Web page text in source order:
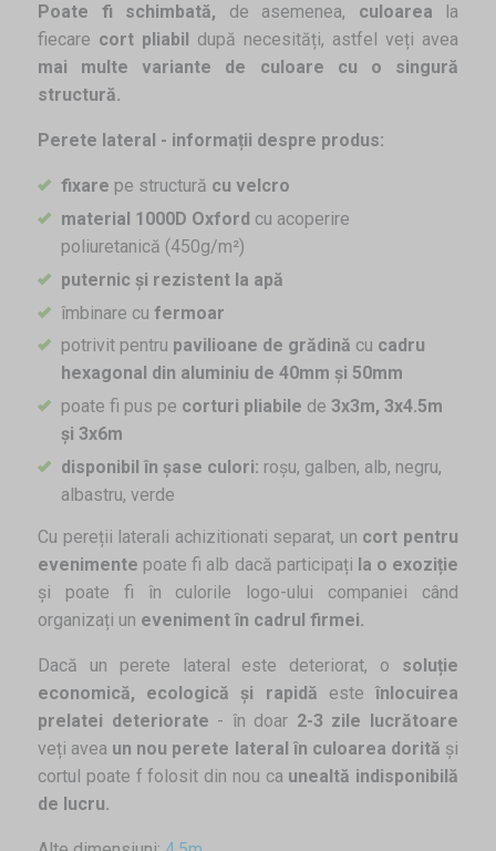
Poate fi schimbată, de asemenea, culoarea
la
fiecare cort pliabil
după necesități, astfel veți avea
mai multe variante de culoare cu o singură
structură.
Perete lateral - informații despre produs:
fixare pe structură cu velcro
material 1000D Oxford cu acoperire
poliuretanică (450g/m²)
puternic și rezistent la apă
îmbinare cu fermoar
potrivit pentru pavilioane de grădină cu cadru
hexagonal din aluminiu de 40mm și 50mm
poate fi pus pe corturi pliabile de 3x3m, 3x4.5m
și 3x6m
disponibil în șase culori: roșu, galben, alb, negru,
albastru, verde
Cu pereții laterali achizitionati separat, un cort pentru
evenimente poate fi alb dacă participați la o exoziție
și poate fi în culorile logo-ului companiei când
organizați un eveniment în cadrul firmei.
Dacă un perete lateral este deteriorat, o soluție
economică, ecologică și rapidă esteînlocuirea
prelatei deteriorate - în doar 2-3 zile lucrătoare
veți avea un nou perete lateral în culoarea dorită și
cortul poate f folosit din nou ca unealtă indisponibilă
de lucru.